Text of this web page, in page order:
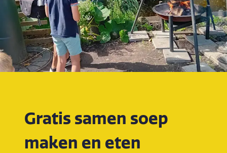
Gratis samen soep
maken en eten